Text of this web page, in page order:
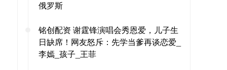
俄罗斯
铭创配资 谢霆锋演唱会秀恩爱，儿子生
日缺席！网友怒斥：先学当爹再谈恋爱_
李嫣_孩子_王菲